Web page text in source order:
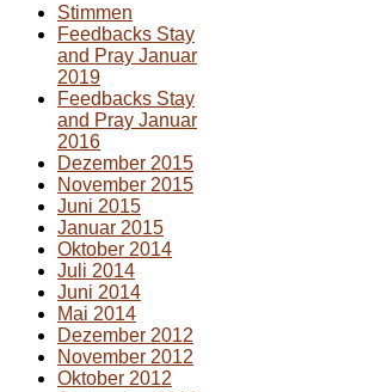
Stimmen
Feedbacks Stay
and Pray Januar
2019
Feedbacks Stay
and Pray Januar
2016
Dezember 2015
November 2015
Juni 2015
Januar 2015
Oktober 2014
Juli 2014
Juni 2014
Mai 2014
Dezember 2012
November 2012
Oktober 2012